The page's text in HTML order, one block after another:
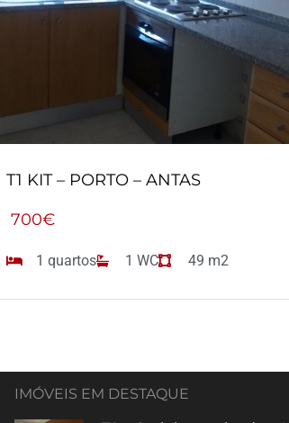
T1 KIT – PORTO – ANTAS
700€
1 quartos 1 WC 49 m2
IMÓVEIS EM DESTAQUE